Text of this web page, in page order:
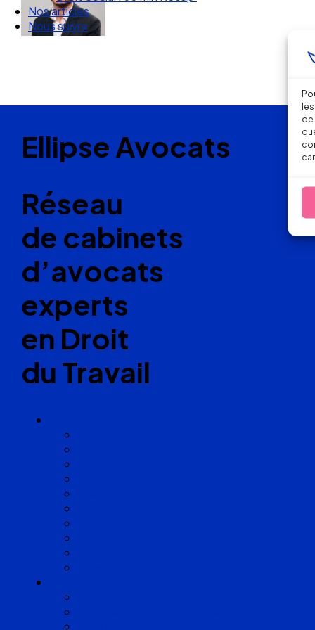
de
Nous suivre
Ellipse Avocats
Réseau
de cabinets
d’avocats
experts
en Droit
du Travail